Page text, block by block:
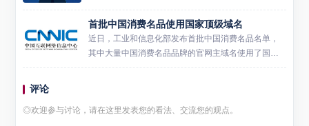
注册、转让等交易行为。这一政策调整犹如一枚深水
炸弹，在域名投资圈引发强烈震荡。作为《2025"固
源"行动...
首批中国消费名品使用国家顶级域名
近日，工业和信息化部发布首批中国消费名品名单，
其中大量中国消费名品品牌的官网主域名使用了国家
顶级域名。这些品牌包括蒙牛、五粮液、海澜之家、
评论
◎欢迎参与讨论，请在这里发表您的看法、交流您的观点。